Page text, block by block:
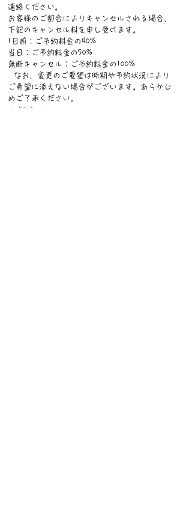
連絡ください。
お客様のご都合によりキャンセルされる場合、
下記のキャンセル料を申し受けます。
1日前：ご予約料金の40%
当日：ご予約料金の50%
無断キャンセル：ご予約料金の100%
なお、変更のご要望は時期や予約状況により
ご希望に添えない場合がございます。あらかじ
めご了承ください。
​ お知らせ